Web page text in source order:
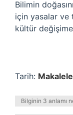
Bilimin
için yasalar ve
kültür değişime
Tarih:
Bilginin 3 anlamı